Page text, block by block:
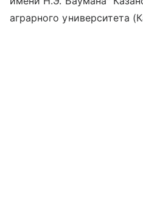
аграрного университета